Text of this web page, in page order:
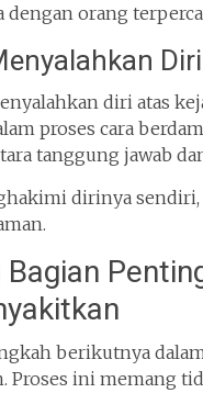
orang
diri atas
proses cara
tanggung jawab
dirinya
berikutnya
Proses ini memang